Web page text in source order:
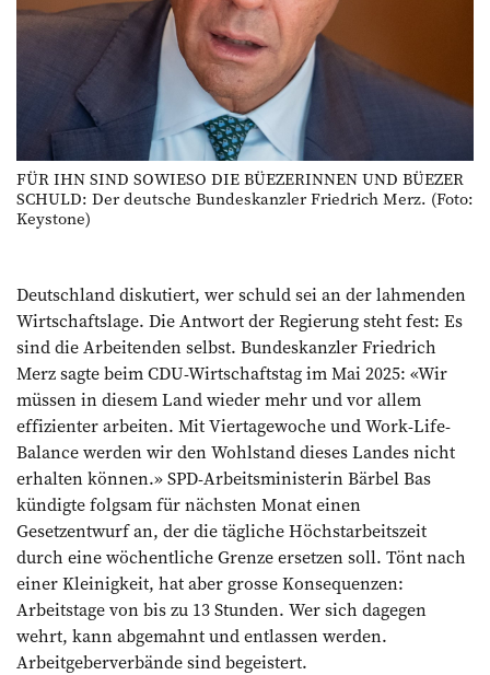
FÜR IHN SIND SOWIESO DIE BÜEZERINNEN UND BÜEZER
SCHULD: Der deutsche Bundeskanzler Friedrich Merz. (Foto:
Keystone)
Deutschland diskutiert, wer schuld sei an der lahmenden
Wirtschaftslage. Die Antwort der Regierung steht fest: Es
sind die Arbeitenden selbst. Bundeskanzler Friedrich
Merz sagte beim CDU-Wirtschaftstag im Mai 2025: «Wir
müssen in diesem Land wieder mehr und vor allem
effizienter arbeiten. Mit Viertagewoche und Work-Life-
Balance werden wir den Wohlstand dieses Landes nicht
erhalten können.» SPD-Arbeitsministerin Bärbel Bas
kündigte folgsam für nächsten Monat einen
Gesetzentwurf an, der die tägliche Höchstarbeitszeit
durch eine wöchentliche Grenze ersetzen soll. Tönt nach
einer Kleinigkeit, hat aber grosse Konsequenzen:
Arbeitstage von bis zu 13 Stunden. Wer sich dagegen
wehrt, kann abgemahnt und entlassen werden.
Arbeitgeberverbände sind begeistert.